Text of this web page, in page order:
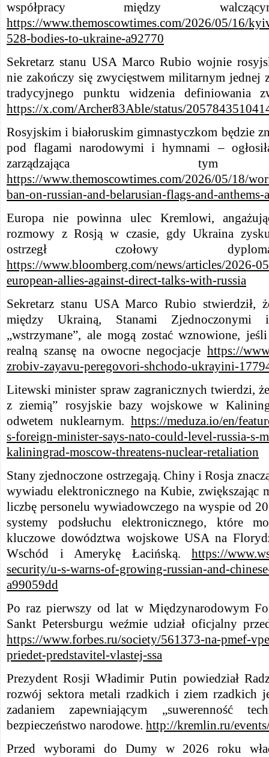
współpracy między
https://www.themoscowtimes.com/2026/05/16/
528-bodies-to-ukraine-a92770
Sekretarz stanu USA Marco Rubio wojnie
nie zakończy się zwycięstwem militarnym jednej
tradycyjnego punktu widzenia definiowania
https://x.com/Archer83Able/status/
Rosyjskim i białoruskim gimnastyczkom będzie
pod flagami narodowymi i hymnami –
zarządzająca tym
https://www.themoscowtimes.com/2026/05/18/
ban-on-russian-and-belarusian-flags-and-anthems-
Europa nie powinna ulec Kremlowi,
rozmowy z Rosją w czasie, gdy Ukraina
ostrzegł czołowy
https://www.bloomberg.com/news/articles/2026-
european-allies-against-direct-talks-with-russia
Sekretarz stanu USA Marco Rubio stwierdził,
między Ukrainą, Stanami
„wstrzymane”, ale mogą zostać wznowione,
realną szansę na owocne negocjacje https://
zrobiv-zayavu-peregovori-shchodo-ukrayini-
Litewski minister spraw zagranicznych twierdzi,
z ziemią” rosyjskie bazy wojskowe w
odwetem nuklearnym. https://meduza.io/en/
s-foreign-minister-says-nato-could-level-russia-s-
kaliningrad-moscow-threatens-nuclear-retaliation
Stany zjednoczone ostrzegają. Chiny i Rosja
wywiadu elektronicznego na Kubie, zwiększając
liczbę personelu wywiadowczego na wyspie od
systemy podsłuchu elektronicznego, które
kluczowe dowództwa wojskowe USA na
Wschód i Amerykę Łacińską. https://
security/u-s-warns-of-growing-russian-and-
a99059dd
Po raz pierwszy od lat w Międzynarodowym
Sankt Petersburgu weźmie udział oficjalny
https://www.forbes.ru/society/561373-na-pmef-
priedet-predstavitel-vlastej-ssa
Prezydent Rosji Władimir Putin powiedział
rozwój sektora metali rzadkich i ziem rzadkich
zadaniem zapewniającym „suwerenność
bezpieczeństwo narodowe. http://kremlin.ru/
Przed wyborami do Dumy w 2026 roku